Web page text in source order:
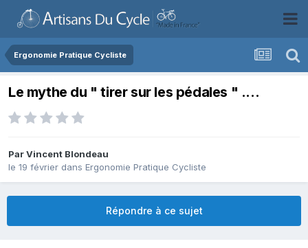
Ergonomie Pratique Cycliste
Le mythe du " tirer sur les pédales " ....
ParVincent Blondeau
le 19 février dans Ergonomie Pratique Cycliste
Répondre à ce sujet